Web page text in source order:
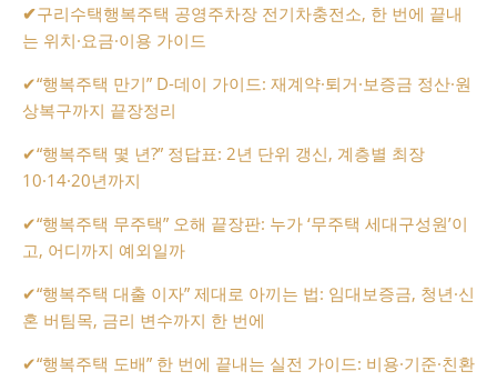
✔구리수택행복주택 공영주차장 전기차충전소, 한 번에 끝내
는 위치·요금·이용 가이드
✔“행복주택 만기” D-데이 가이드: 재계약·퇴거·보증금 정산·원
상복구까지 끝장정리
✔“행복주택 몇 년?” 정답표: 2년 단위 갱신, 계층별 최장
10·14·20년까지
✔“행복주택 무주택” 오해 끝장판: 누가 ‘무주택 세대구성원’이
고, 어디까지 예외일까
✔“행복주택 대출 이자” 제대로 아끼는 법: 임대보증금, 청년·신
혼 버팀목, 금리 변수까지 한 번에
✔“행복주택 도배” 한 번에 끝내는 실전 가이드: 비용·기준·친환